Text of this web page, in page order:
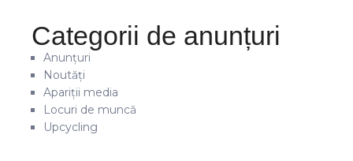
Categorii de anunțuri
Anunțuri
Noutăți
Apariții media
Locuri de muncă
Upcycling